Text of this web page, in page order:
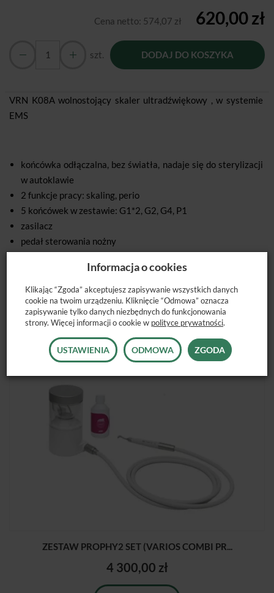
Cena netto: 574,07 zł 620,00 zł
szt. DODAJ DO KOSZYKA
VRN K08A wolnostojący skaler ultradźwiękowy , w systemie
EMS
końcówka odłączalna, bez światła, nadaje się do sterylizacji
w autoklawie
2 funkcje pracy: skaling, perio
5 końcówek w zestawie: G1*2, G2, G4, P1
zasilacz
pedał sterowania nożny
Klucz do końcówek
POLECANE PRODUKTY
ZESTAW PROPHY2 SET (VARIOS COMBI PR...
4 300,00 zł
Informacja o cookies
Klikając “Zgoda” akceptujesz zapisywanie wszystkich danych
cookie na twoim urządzeniu. Kliknięcie “Odmowa” oznacza
zapisywanie tylko danych niezbędnych do funkcjonowania
strony. Więcej informacji o cookie w polityce prywatności.
USTAWIENIA ODMOWA ZGODA